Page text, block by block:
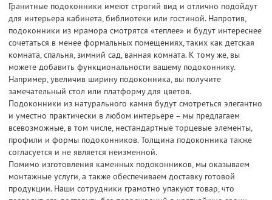
Гранитные подоконники имеют строгий вид и отлично подойдут
для интерьера кабинета, библиотеки или гостиной. Напротив,
подоконники из мрамора смотрятся «теплее» и будут интереснее
сочетаться в менее формальных помещениях, таких как детская
комната, спальня, зимний сад, ванная комната. К тому же, вы
можете добавить функциональности вашему подоконнику.
Например, увеличив ширину подоконника, вы получите
замечательный стол или платформу для цветов.
Подоконники из натурального камня будут смотреться элегантно
и уместно практически в любом интерьере – мы предлагаем
всевозможные, в том числе, нестандартные торцевые элементы,
профили и формы подоконников. Толщина подоконника также
согласуется и не является неизменной.
Помимо изготовления каменных подоконников, мы оказываем
монтажные услуги, а также обеспечиваем доставку готовой
продукции. Наши сотрудники грамотно упакуют товар, что